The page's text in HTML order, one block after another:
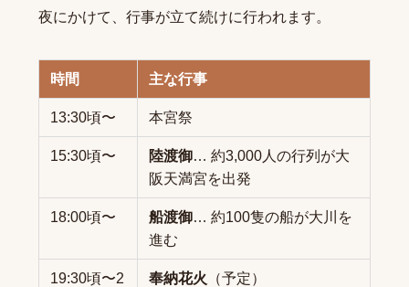
夜にかけて、行事が立て続けに行われます。
時間 主な行事
13:30頃〜 本宮祭
15:30頃〜 陸渡御… 約3,000人の行列が大
阪天満宮を出発
18:00頃〜 船渡御… 約100隻の船が大川を
進む
19:30頃〜2
奉納花火 （予定）